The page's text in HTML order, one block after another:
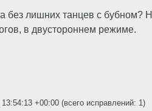
без лишних танцев с
в двустороннем режиме.
+00:00 (всего исправлений: 1)